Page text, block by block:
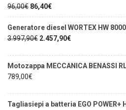
96,00€ 86,40€
Generatore diesel WORTEX HW
3.997,90€ 2.457,90€
Motozappa MECCANICA BENASSI
789,00€
Tagliasiepi a batteria EGO POWER+